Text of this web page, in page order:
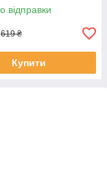
відправки
619 ₴
Купити